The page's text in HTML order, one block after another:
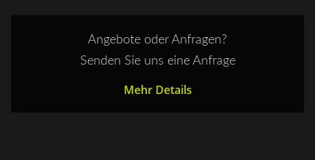
Angebote oder Anfragen?
Senden Sie uns eine Anfrage
Mehr Details